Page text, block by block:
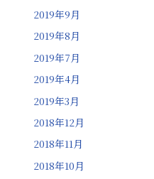
2019年9月
2019年8月
2019年7月
2019年4月
2019年3月
2018年12月
2018年11月
2018年10月